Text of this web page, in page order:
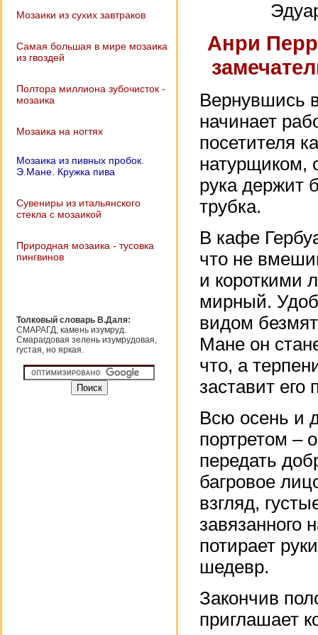
Мозаики из сухих завтраков
Самая большая в мире мозаика
из гвоздей
Полтора миллиона зубочисток -
мозаика
Мозаика на ногтях
Мозаика из пивных пробок.
Э.Мане. Кружка пива
Сувениры из итальянского
стекла с мозаикой
Природная мозаика - тусовка
пингвинов
Толковый словарь В.Даля:
СМАРАГД, камень изумруд.
Смарагдовая зелень изумрудовая,
густая, но яркая.
Анри
Вернувшись
начинает
посетителя
натурщиком,
рука держит
трубка.
В кафе
что не
и короткими
мирный.
видом
Мане он
что, а
заставит его
Всю осень и
портретом –
передать
багровое
взгляд,
завязанного
потирает
шедевр.
Закончив
приглашает